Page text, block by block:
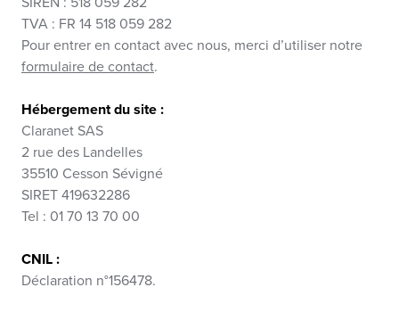
TVA : FR 14 518 059 282
Pour entrer en contact avec nous, merci d’utiliser notre
formulaire de contact.
Hébergement du site :
Claranet SAS
2 rue des Landelles
35510 Cesson Sévigné
SIRET 419632286
Tel : 01 70 13 70 00
CNIL :
Déclaration n°156478.